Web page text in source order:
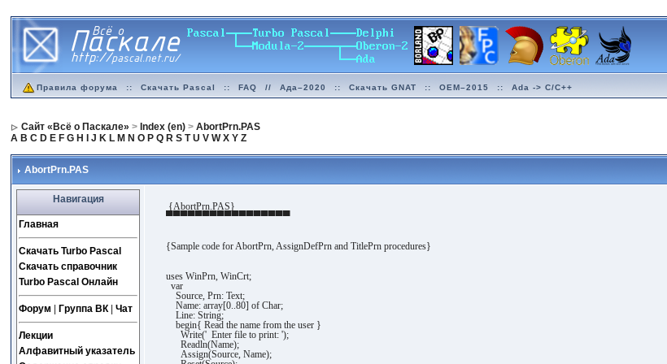
Правила форума :: Скачать Pascal :: FAQ // Ада–2020 :: Скачать GNAT :: OEM–2015 :: Ada -> C/C++
Сайт «Всё о Паскале» > Index (en) >AbortPrn.PAS
A B C D E F G H J K L M N O P Q R S T U V W X Y Z
AbortPrn.PAS
Навигация
Главная
Скачать Turbo Pascal
Скачать справочник
Turbo Pascal Онлайн
Форум Группа ВК|Чат
Лекции
Алфавитный указатель
{AbortPrn.PAS}
▀▀▀▀▀▀▀▀▀▀▀▀▀▀▀▀▀
{Sample code for AbortPrn, AssignDefPrn and TitlePrn procedures}
uses WinPrn, WinCrt;
var
Source, Prn: Text;
Name: array[0..80] of Char;
Line: String;
begin{ Read the name from the user }
Write(' Enter file to print: ');
Readln(Name);
Assign(Source, Name);